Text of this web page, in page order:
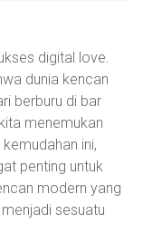
digital love.
dunia kencan
berburu di bar
menemukan
ini,
penting untuk
modern yang
sesuatu